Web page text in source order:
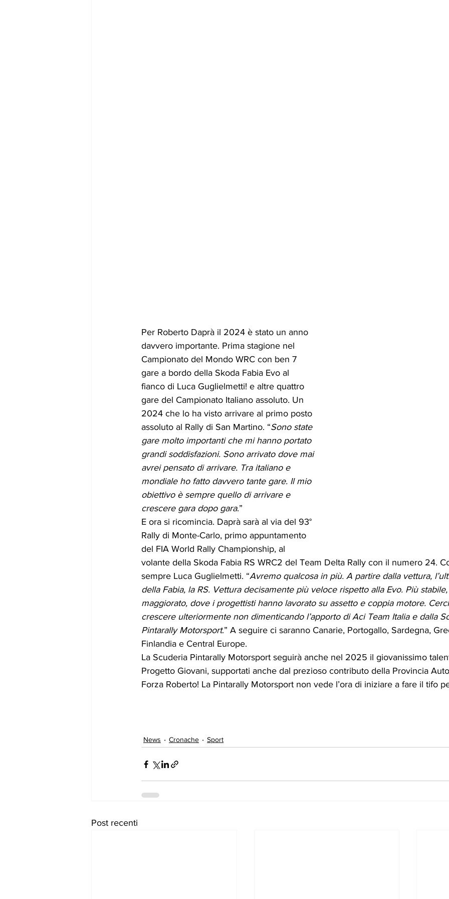
Per Roberto Daprà il 2024 è stato un anno
davvero importante. Prima stagione nel
Campionato del Mondo WRC con ben 7
gare a bordo della Skoda Fabia Evo al
fianco di Luca Guglielmetti! e altre quattro
gare del Campionato Italiano assoluto. Un
2024 che lo ha visto arrivare al primo posto
assoluto al Rally di San Martino. “Sono state
gare molto importanti che mi hanno portato
grandi soddisfazioni. Sono arrivato dove mai
avrei pensato di arrivare. Tra italiano e
mondiale ho fatto davvero tante gare. Il mio
obiettivo è sempre quello di arrivare e
crescere gara dopo gara.”
E ora si ricomincia. Daprà sarà al via del 93°
Rally di Monte-Carlo, primo appuntamento
del FIA World Rally Championship, al
volante della Skoda Fabia RS WRC2 del Team Delta Rally con il numero 24.
sempre Luca Guglielmetti. “Avremo qualcosa in più. A partire dalla vettura,
della Fabia, la RS. Vettura decisamente più veloce rispetto alla Evo. Più
maggiorato, dove i progettisti hanno lavorato su assetto e coppia motore.
crescere ulteriormente non dimenticando l’apporto di Aci Team Italia e dalla
Pintarally Motorsport.” A seguire ci saranno Canarie, Portogallo, Sardegna,
Finlandia e Central Europe.
La Scuderia Pintarally Motorsport seguirà anche nel 2025 il giovanissimo
Progetto Giovani, supportati anche dal prezioso contributo della Provincia
Forza Roberto! La Pintarally Motorsport non vede l’ora di iniziare a fare il tifo
News Cronache Sport
Post recenti